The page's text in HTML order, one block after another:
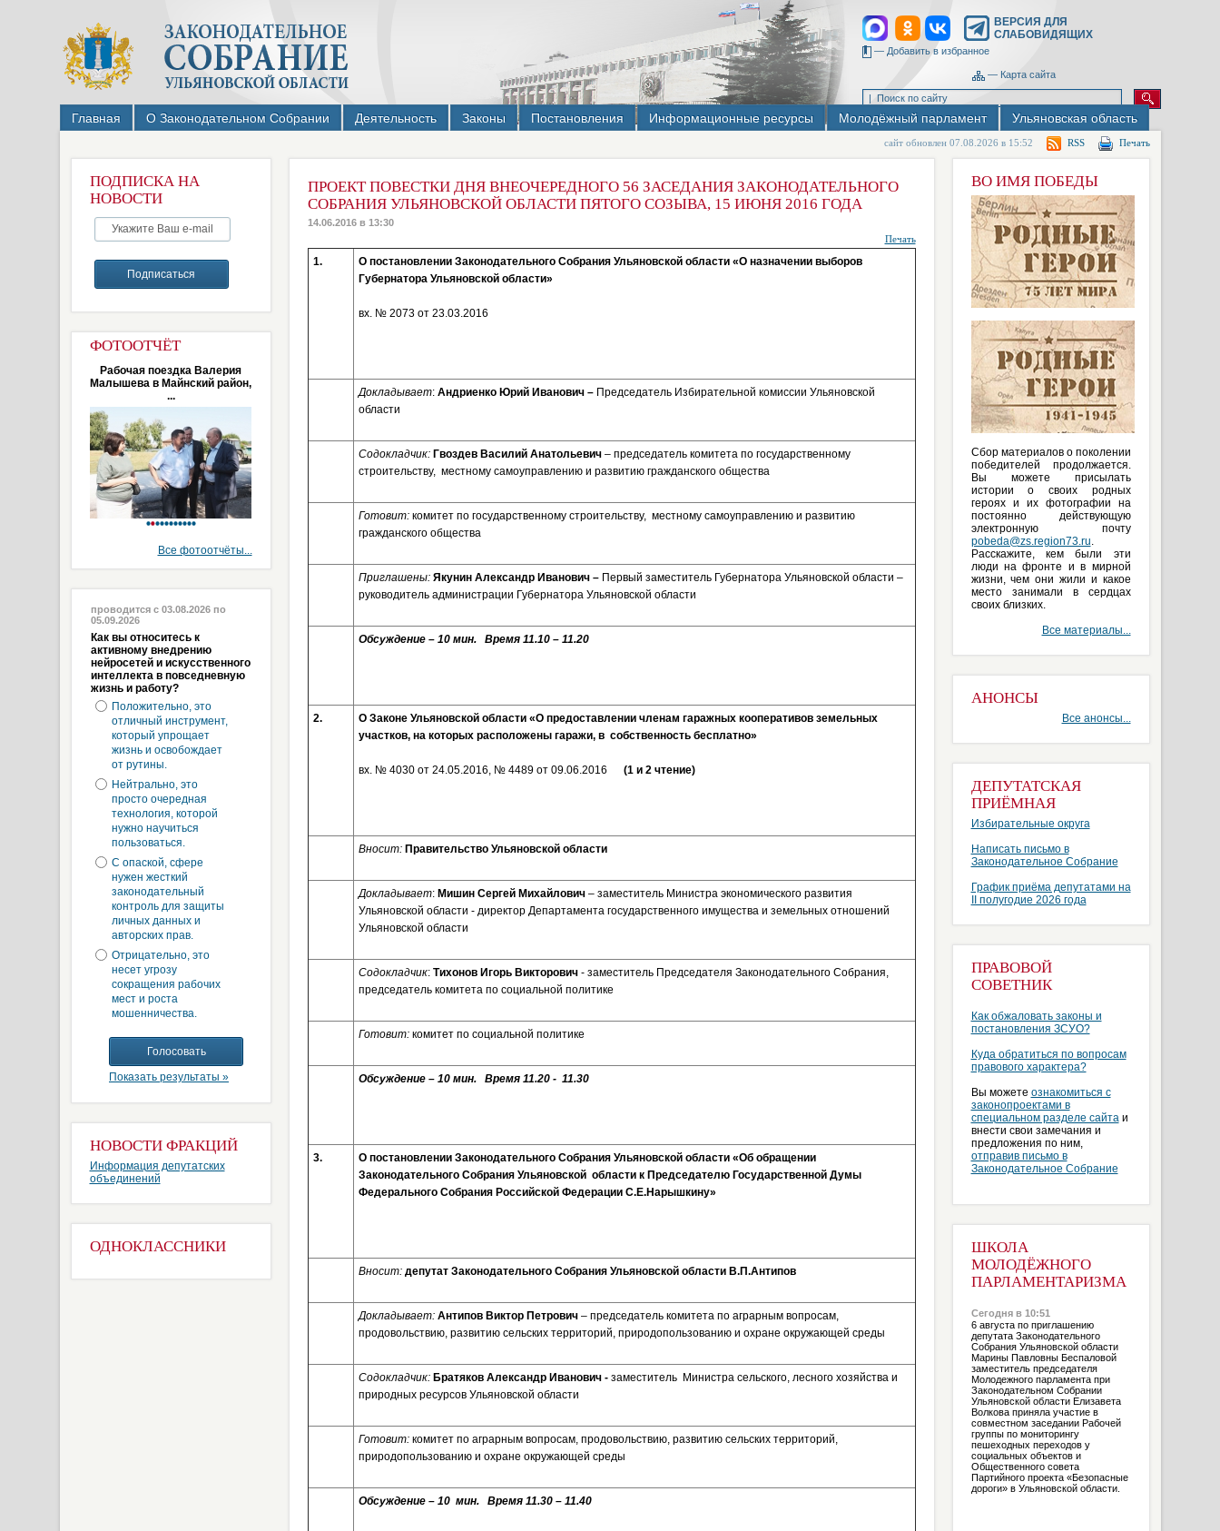
ВЕРСИЯ ДЛЯ
СЛАБОВИДЯЩИХ
— Добавить в избранное
— Карта сайта
Главная О Законодательном Собрании Деятельность Законы Постановления Информационные ресурсы Молодёжный парламент Ульяновская область
сайт обновлен 07.08.2026 в 15:52 RSS Печать
ПОДПИСКА НА
НОВОСТИ
ФОТООТЧЁТ
Рабочая поездка Валерия
Малышева в Майнский район,
...
Все фотоотчёты...
проводится с 03.08.2026 по
05.09.2026
Как вы относитесь к
активному внедрению
нейросетей и искусственного
интеллекта в повседневную
жизнь и работу?
Положительно, это
отличный инструмент,
который упрощает
жизнь и освобождает
от рутины.
Нейтрально, это
просто очередная
технология, которой
нужно научиться
пользоваться.
С опаской, сфере
нужен жесткий
законодательный
контроль для защиты
личных данных и
авторских прав.
Отрицательно, это
несет угрозу
сокращения рабочих
мест и роста
мошенничества.
Показать результаты »
НОВОСТИ ФРАКЦИЙ
Информация депутатских
объединений
ОДНОКЛАССНИКИ
ПРОЕКТ ПОВЕСТКИ ДНЯ ВНЕОЧЕРЕДНОГО 56 ЗАСЕДАНИЯ ЗАКОНОДАТЕЛЬНОГО
СОБРАНИЯ УЛЬЯНОВСКОЙ ОБЛАСТИ ПЯТОГО СОЗЫВА, 15 ИЮНЯ 2016 ГОДА
14.06.2016 в 13:30
Печать
1.
О постановлении Законодательного Собрания Ульяновской области «О назначении выборов
Губернатора Ульяновской области»
вх. № 2073 от 23.03.2016
Докладывает: Андриенко Юрий Иванович – Председатель Избирательной комиссии Ульяновской
области
Содокладчик: Гвоздев Василий Анатольевич – председатель комитета по государственному
строительству, местному самоуправлению и развитию гражданского общества
Готовит: комитет по государственному строительству, местному самоуправлению и развитию
гражданского общества
Приглашены: Якунин Александр Иванович – Первый заместитель Губернатора Ульяновской области –
руководитель администрации Губернатора Ульяновской области
Обсуждение – 10 мин. Время 11.10 – 11.20
2.
О Законе Ульяновской области «О предоставлении членам гаражных кооперативов земельных
участков, на которых расположены гаражи, в собственность бесплатно»
вх. № 4030 от 24.05.2016, № 4489 от 09.06.2016 (1 и 2 чтение)
Вносит: Правительство Ульяновской области
Докладывает: Мишин Сергей Михайлович– заместитель Министра экономического развития
Ульяновской области - директор Департамента государственного имущества и земельных отношений
Ульяновской области
Содокладчик: Тихонов Игорь Викторович - заместитель Председателя Законодательного Собрания,
председатель комитета по социальной политике
Готовит: комитет по социальной политике
Обсуждение – 10 мин. Время 11.20 - 11.30
3. О постановлении Законодательного Собрания Ульяновской области «Об обращении
Законодательного Собрания Ульяновской области к Председателю Государственной Думы
Федерального Собрания Российской Федерации С.Е.Нарышкину»
Вносит: депутат Законодательного Собрания Ульяновской области В.П.Антипов
Докладывает: Антипов Виктор Петрович – председатель комитета по аграрным вопросам,
продовольствию, развитию сельских территорий, природопользованию и охране окружающей среды
Содокладчик: Братяков Александр Иванович - заместитель Министра сельского, лесного хозяйства и
природных ресурсов Ульяновской области
Готовит: комитет по аграрным вопросам, продовольствию, развитию сельских территорий,
природопользованию и охране окружающей среды
Обсуждение – 10 мин. Время 11.30 – 11.40
ВО ИМЯ ПОБЕДЫ
Сбор материалов о поколении
победителей продолжается.
Вы можете присылать
истории о своих родных
героях и их фотографии на
постоянно действующую
электронную почту
pobeda@zs.region73.ru.
Расскажите, кем были эти
люди на фронте и в мирной
жизни, чем они жили и какое
место занимали в сердцах
своих близких.
Все материалы...
АНОНСЫ
Все анонсы...
ДЕПУТАТСКАЯ
ПРИЁМНАЯ
Избирательные округа
Написать письмо в
Законодательное Собрание
График приёма депутатами на
II полугодие 2026 года
ПРАВОВОЙ
СОВЕТНИК
Как обжаловать законы и
постановления ЗСУО?
Куда обратиться по вопросам
правового характера?
Вы можете ознакомиться с
законопроектами в
специальном разделе сайтаи
внести свои замечания и
предложения по ним,
отправив письмо в
Законодательное Собрание
ШКОЛА
МОЛОДЁЖНОГО
ПАРЛАМЕНТАРИЗМА
Сегодня в 10:51
6 августа по приглашению
депутата Законодательного
Собрания Ульяновской области
Марины Павловны Беспаловой
заместитель председателя
Молодежного парламента при
Законодательном Собрании
Ульяновской области Елизавета
Волкова приняла участие в
совместном заседании Рабочей
группы по мониторингу
пешеходных переходов у
социальных объектов и
Общественного совета
Партийного проекта «Безопасные
дороги» в Ульяновской области.